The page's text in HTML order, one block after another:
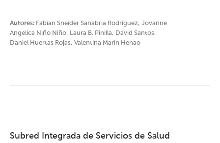
Autores: Fabian Sneider Sanabria Rodríguez, Jovanne
Angelica Niño Niño, Laura B. Pinilla, David Santos,
Daniel Huertas Rojas, Valentina Marin Henao
Subred Integrada de Servicios de Salud